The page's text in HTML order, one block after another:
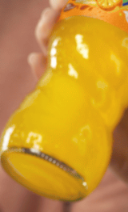
HABILITAR TODO
Puede configurar su
no almacenan